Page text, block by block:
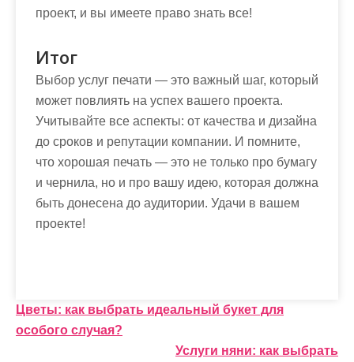
проект, и вы имеете право знать все!
Итог
Выбор услуг печати — это важный шаг, который
может повлиять на успех вашего проекта.
Учитывайте все аспекты: от качества и дизайна
до сроков и репутации компании. И помните,
что хорошая печать — это не только про бумагу
и чернила, но и про вашу идею, которая должна
быть донесена до аудитории. Удачи в вашем
проекте!
Н
а
Цветы: как выбрать идеальный букет для
особого случая?
Услуги няни: как выбрать